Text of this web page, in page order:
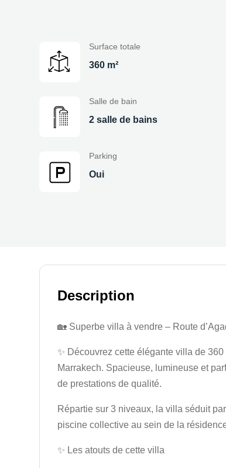
Surface totale
360 m²
Salle de bain
2 salle de bains
Parking
Oui
Description
🏡 Superbe villa à vendre – Route
✨ Découvrez cette élégante villa de
Marrakech. Spacieuse, lumineuse et
de prestations de qualité.
Répartie sur 3 niveaux, la villa séduit
piscine collective au sein de la
✨ Les atouts de cette villa